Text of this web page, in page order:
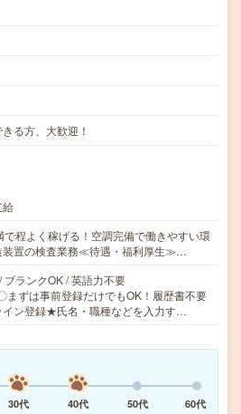
る方、大歓迎！
給
程よく稼げる！空調完備で働きやすい環
装置の検査業務≪待遇・福利厚生≫…
ブランクOK / 英語力不要
ずは事前登録だけでもOK！履歴書不要
イン登録★氏名・職種などを入力す…
30代 40代 50代 60代